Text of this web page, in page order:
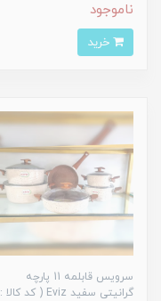
ناموجود
سرویس قابلمه 11 پارچه
گرانیتی سفید Eviz ( کد کالا :